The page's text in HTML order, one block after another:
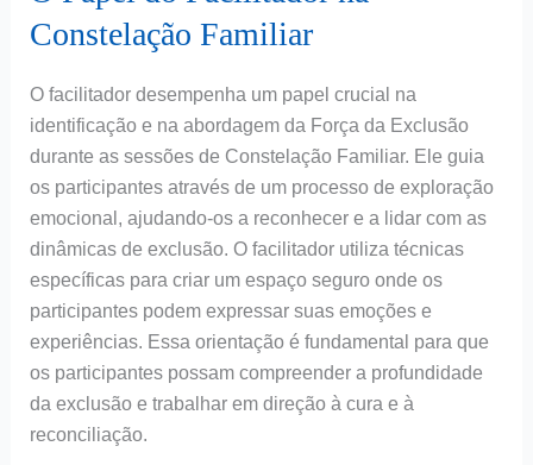
Constelação Familiar
O facilitador desempenha um papel crucial na
identificação e na abordagem da Força da Exclusão
durante as sessões de Constelação Familiar. Ele guia
os participantes através de um processo de exploração
emocional, ajudando-os a reconhecer e a lidar com as
dinâmicas de exclusão. O facilitador utiliza técnicas
específicas para criar um espaço seguro onde os
participantes podem expressar suas emoções e
experiências. Essa orientação é fundamental para que
os participantes possam compreender a profundidade
da exclusão e trabalhar em direção à cura e à
reconciliação.